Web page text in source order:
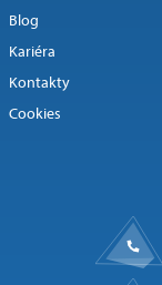
Blog
Kariéra
Kontakty
Cookies